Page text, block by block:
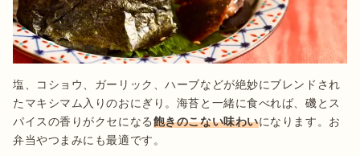
塩、コショウ、ガーリック、ハーブなどが絶妙にブレンドされ
たマキシマム入りのおにぎり。海苔と一緒に食べれば、磯とス
パイスの香りがクセになる飽きのこない味わいになります。お
弁当やつまみにも最適です。